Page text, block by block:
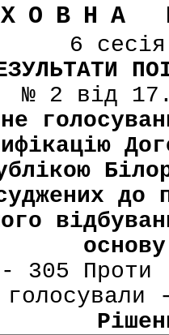
6
№ 2 від
до
305 Проти